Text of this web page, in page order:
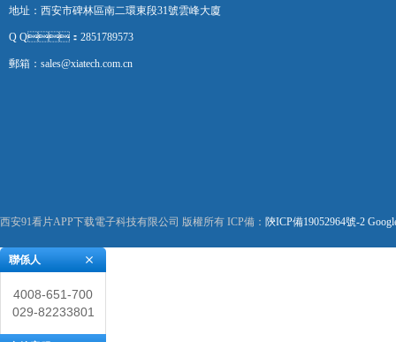
地址：西安市碑林區南二環東段31號雲峰大廈
Q Q：2851789573
郵箱：sales@xiatech.com.cn
西安91看片APP下载電子科技有限公司 版權所有 ICP備： 陝ICP備19052964號-2
聯係人
4008-651-700
029-82233801